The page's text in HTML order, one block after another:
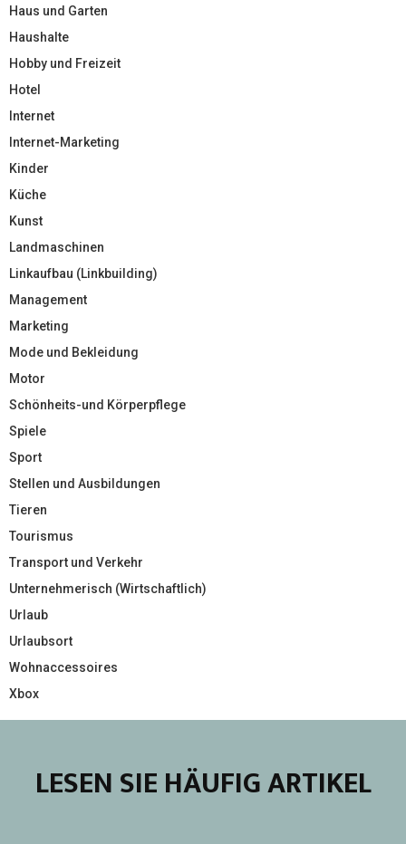
Haus und Garten
Haushalte
Hobby und Freizeit
Hotel
Internet
Internet-Marketing
Kinder
Küche
Kunst
Landmaschinen
Linkaufbau (Linkbuilding)
Management
Marketing
Mode und Bekleidung
Motor
Schönheits-und Körperpflege
Spiele
Sport
Stellen und Ausbildungen
Tieren
Tourismus
Transport und Verkehr
Unternehmerisch (Wirtschaftlich)
Urlaub
Urlaubsort
Wohnaccessoires
Xbox
LESEN SIE HÄUFIG ARTIKEL